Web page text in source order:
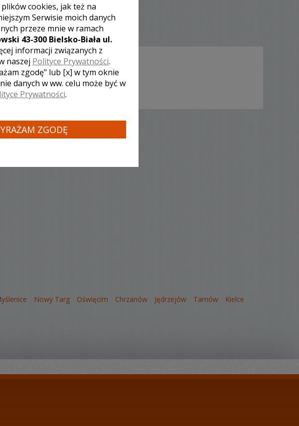
Nowy Targ Oświęcim Chrzanów Jędrzejów Tarnów
Kielce
cookies, jak też na
Serwisie moich danych
przeze mnie w ramach
43-300 Bielsko-Biała ul.
informacji związanych z
naszej Polityce Prywatności.
zgodę" lub [x] w tym oknie
danych w ww. celu może być w
Prywatności.
ZGODĘ